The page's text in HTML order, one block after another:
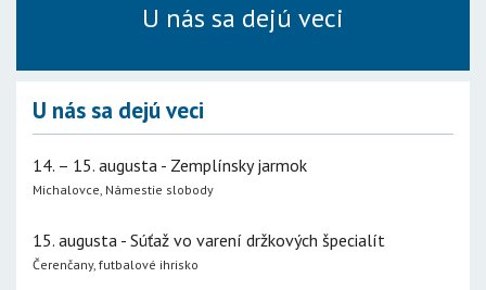
U nás sa dejú veci
U nás sa dejú veci
14. – 15. augusta - Zemplínsky jarmok
Michalovce, Námestie slobody
15. augusta - Súťaž vo varení držkových špecialít
Čerenčany, futbalové ihrisko